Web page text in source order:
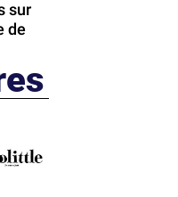
sur
de